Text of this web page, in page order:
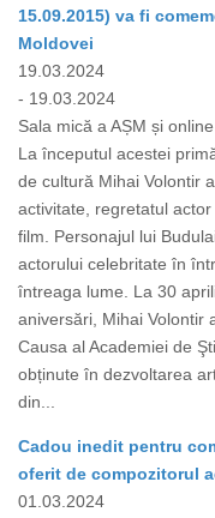
15.09.2015) va fi
Moldovei
19.03.2024
- 19.03.2024
Sala mică a AȘM și online
La începutul acestei
de cultură Mihai Volontir
activitate, regretatul
film. Personajul lui
actorului celebritate în
întreaga lume. La 30
aniversări, Mihai Volontir
Causa al Academiei de
obținute în dezvoltarea
din...
Cadou inedit pentru
oferit de compozitorul
01.03.2024